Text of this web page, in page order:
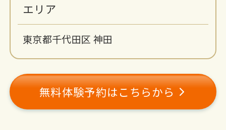
エリア
東京都千代田区 神田
無料体験予約はこちらから